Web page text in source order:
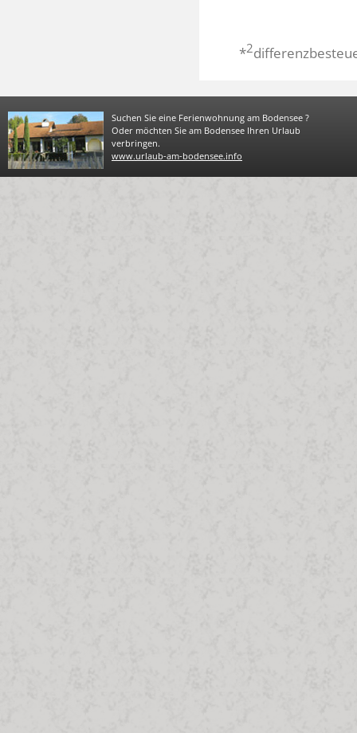
*2
Suchen Sie eine Ferienwohnung am Bodensee ?
Oder möchten Sie am Bodensee Ihren Urlaub
verbringen.
www.urlaub-am-bodensee.info